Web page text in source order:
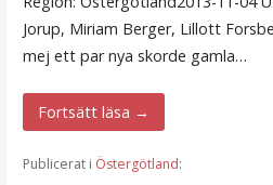
Jorup, Miriam Berger, Lillott
mej ett par nya skorde gamla…
Fortsätt läsa →
Publicerat i Östergötland: